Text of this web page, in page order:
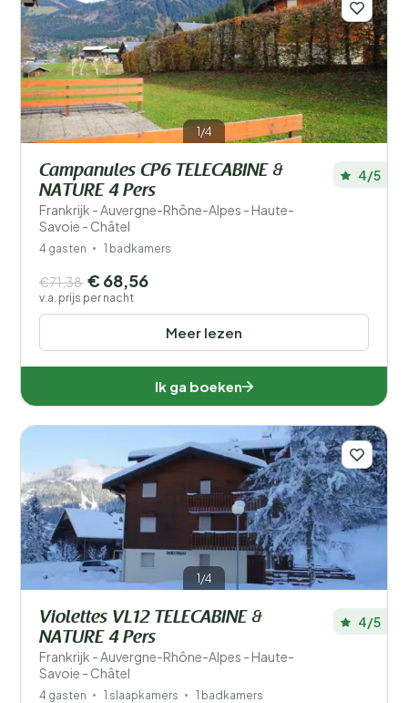
1/4
Campanules CP6 TELECABINE &
NATURE 4 Pers
Frankrijk - Auvergne-Rhône-Alpes - Haute-
Savoie - Châtel
4/5
4 gasten 1 badkamers
Meer lezen
€71,38 € 68,56
v.a. prijs per nacht
Ik ga boeken
1/4
Violettes VL12 TELECABINE &
NATURE 4 Pers
Frankrijk - Auvergne-Rhône-Alpes - Haute-
Savoie - Châtel
4/5
4 gasten 1 slaapkamers 1 badkamers